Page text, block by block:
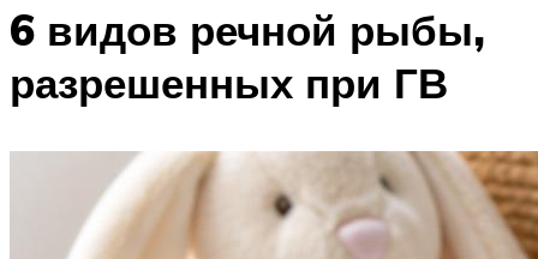
6 видов речной рыбы,
разрешенных при ГВ